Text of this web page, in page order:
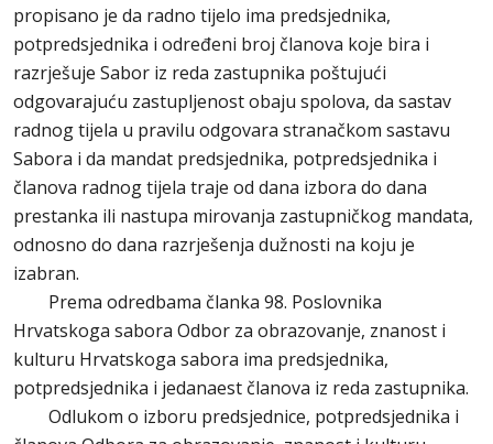
propisano je da radno tijelo ima predsjednika,
potpredsjednika i određeni broj članova koje bira i
razrješuje Sabor iz reda zastupnika poštujući
odgovarajuću zastupljenost obaju spolova, da sastav
radnog tijela u pravilu odgovara stranačkom sastavu
Sabora i da mandat predsjednika, potpredsjednika i
članova radnog tijela traje od dana izbora do dana
prestanka ili nastupa mirovanja zastupničkog mandata,
odnosno do dana razrješenja dužnosti na koju je
izabran.
Prema odredbama članka 98. Poslovnika
Hrvatskoga sabora Odbor za obrazovanje, znanost i
kulturu Hrvatskoga sabora ima predsjednika,
potpredsjednika i jedanaest članova iz reda zastupnika.
Odlukom o izboru predsjednice, potpredsjednika i